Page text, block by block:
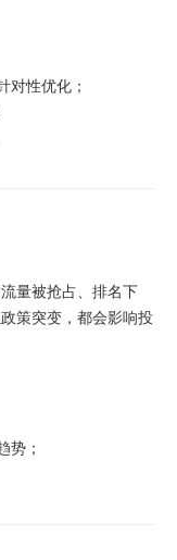
对性优化；
量被抢占、排名下
策突变，都会影响投
势；